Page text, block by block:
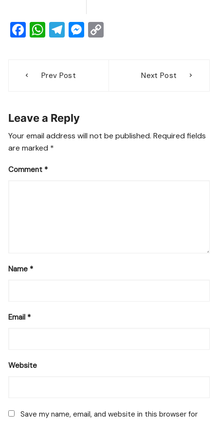
F
e
o
k
W
s
p
T
gr
M
navigation
Prev Post Next Post
Leave a Reply
Your email address will not be published. Required fields
are marked *
Comment *
Name *
Email *
Website
Save my name, email, and website in this browser for